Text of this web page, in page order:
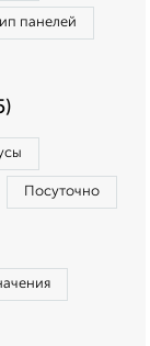
панелей
Посуточно